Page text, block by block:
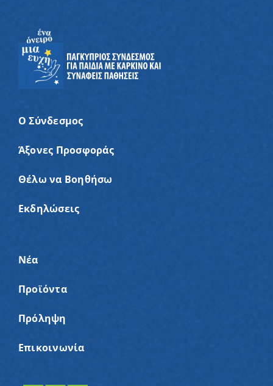
Ο Σύνδεσμος
Άξονες Προσφοράς
Θέλω να Βοηθήσω
Εκδηλώσεις
Νέα
Προϊόντα
Πρόληψη
Επικοινωνία